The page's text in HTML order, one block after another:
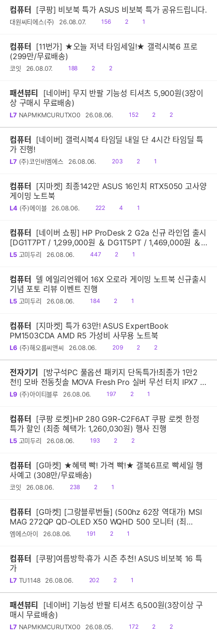
컴퓨터 [쿠팡] 비보북 특가 ASUS 비보북 특가 공유드립니다.
대원씨티에스(주) 26.08.07.
읽
156
공
2
댓1
컴퓨터
[11번가] ★오늘 저녁 타임세일!★ 갤럭시북6 프로
(299만/무료배송)
코잇 26.08.07.
읽
188
공
2
댓
2
패션뷰티
[네이버] 무지 반팔 기능성 티셔츠 5,900원(3장이
상 구매시 무료배송)
L7 NAPMKMCURUTXO0 26.08.06.
읽
152
공
2
댓
2
컴퓨터
[네이버] 갤럭시북4 타임딜 내일 단 4시간 타임딜 특
가 진행!
L7 (주)코인비엠에스 26.08.06.
읽
203
공
2
댓1
컴퓨터
[지마켓] 최종142만 ASUS 16인치 RTX5050 고사양
게이밍 노트북
L4 (주)에이블 26.08.06.
읽
222
공
4
댓1
컴퓨터
[네이버 쇼핑] HP ProDesk 2 G2a 신규 라인업 출시
[DG1T7PT / 1,299,000원 ＆ DG1T5PT / 1,469,000원 ＆
DG1Q4PT / 1,599,000원]
L5 고미두리 26.08.06.
읽
447
공
2
댓1
컴퓨터
델 에일리언웨어 16X 오로라 게이밍 노트북 신규출시
기념 포토 리뷰 이벤트 진행
L5 고미두리 26.08.06.
읽
184
공
2
댓1
컴퓨터
[지마켓] 특가 63만! ASUS ExpertBook
PM1503CDA AMD R5 가성비 사무용 노트북
L6 (주)해오름씨앤씨 26.08.06.
읽
209
공
2
댓
2
전자기기
[방구석PC 풀옵션 패키지 단독특가!최종가 1만2
천!] 모바 전동칫솔 MOVA Fresh Pro 실버 무선 터치 IPX7 방
수 10단계 진동 음파 전동칫솔
L9 (주)아이티블루 26.08.06.
읽
197
공
2
댓1
컴퓨터
[쿠팡 로켓]HP 280 G9R-C2F6AT 쿠팡 로켓 한정
특가 할인 (최종 혜택가: 1,260,030원) 행사 진행
L5 고미두리 26.08.06.
읽
193
공
2
댓
2
컴퓨터
[G마켓] ★혜택 빡! 가격 빡!★ 갤북6프로 빡세일 행
사예고 (308만/무료배송)
코잇 26.08.06.
읽
238
공
2
댓1
컴퓨터
[G마켓] [그랑블루번들] (500hz 62장 역대가) MSI
MAG 272QP QD-OLED X50 WQHD 500 모니터 (최
종:620,160원)
엠에스아이 26.08.06.
읽
191
공
2
댓1
컴퓨터
[쿠팡]여름방학·휴가 시즌 추천! ASUS 비보북 16 특
가
L7 TU1148 26.08.06.
읽
202
공
2
댓1
패션뷰티
[네이버] 기능성 반팔 티셔츠 6,500원(3장이상 구
매시 무료배송)
L7 NAPMKMCURUTXO0 26.08.05.
읽
172
공
2
댓
2